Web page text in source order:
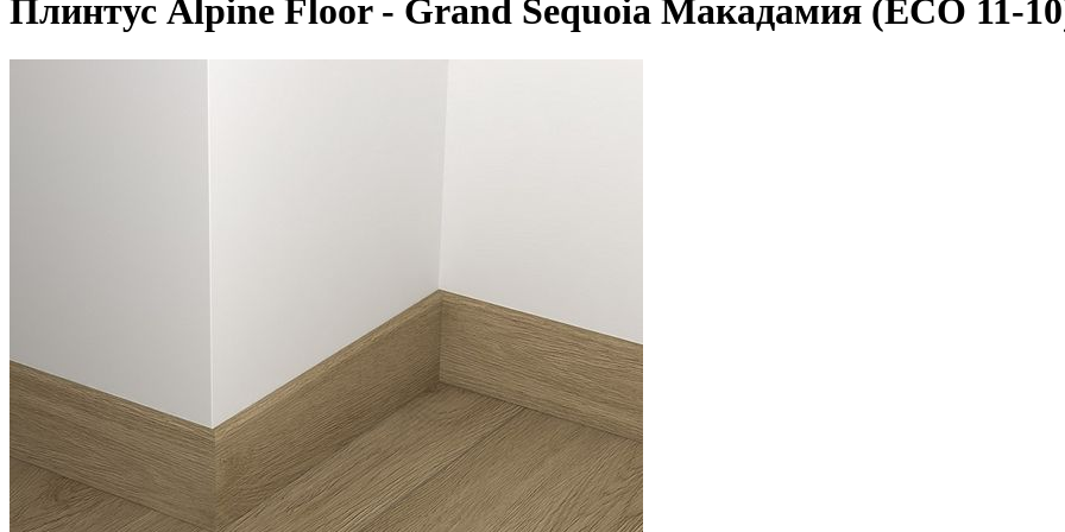
Плинтус Alpine Floor - Grand Sequoia Макадамия (ECO 11-